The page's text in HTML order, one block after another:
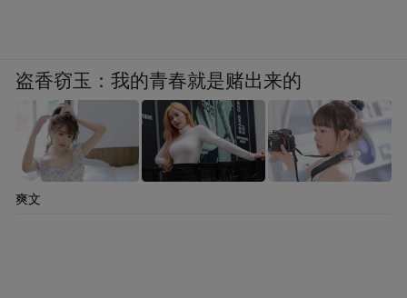
盗香窃玉：我的青春就是赌出来的
爽文